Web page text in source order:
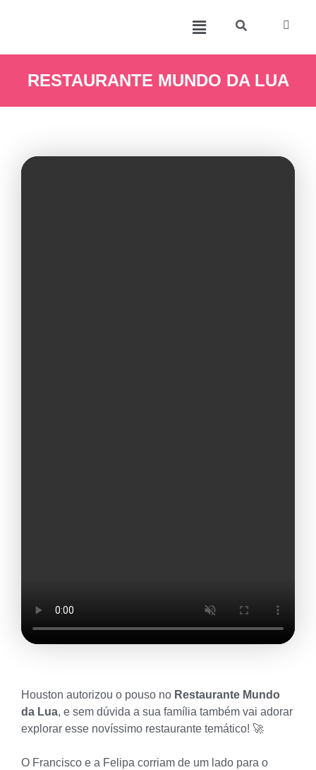
RESTAURANTE MUNDO DA LUA
Houston autorizou o pouso no Restaurante Mundo
da Lua, e sem dúvida a sua família também vai adorar
explorar esse novíssimo restaurante temático! 🚀
O Francisco e a Felipa corriam de um lado para o